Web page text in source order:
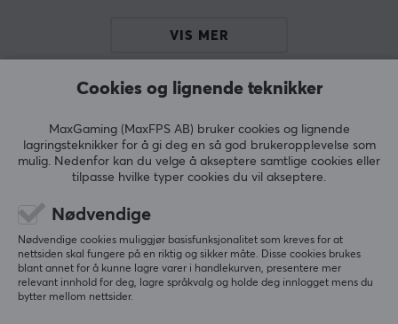
Språkoppsett
ANSI, ISO French, ISO German, ISO Nordic, ISO UK, ISO
Knappemateriale
Dye-sub PBT
Profil
Cherry
VIS MER
SPØRSMÅL OG SVAR (0)
Basert på 1 vurdering
5
100%
3
1
0%
SKRIV ANMELDELSE
Cookies og lignende teknikker
MaxGaming (MaxFPS AB) bruker cookies og lignende
lagringsteknikker for å gi deg en så god brukeropplevelse som
mulig. Nedenfor kan du velge å akseptere samtlige cookies eller
tilpasse hvilke typer cookies du vil akseptere.
Nødvendige
Nødvendige cookies muliggjør basisfunksjonalitet som kreves for at
nettsiden skal fungere på en riktig og sikker måte. Disse cookies brukes
blant annet for å kunne lagre varer i handlekurven, presentere mer
relevant innhold for deg, lagre språkvalg og holde deg innlogget mens du
bytter mellom nettsider.